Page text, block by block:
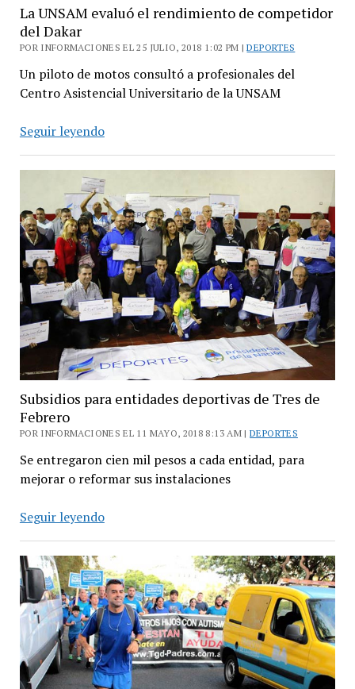
la
académica
deportistas
La UNSAM evaluó el rendimiento de competidor
del Dakar
POR INFORMACIONES EL 25 JULIO, 2018 1:02 PM |DEPORTES
Un piloto de motos consultó a profesionales del
Centro Asistencial Universitario de la UNSAM
Seguir leyendoLa
evaluó
el
rendimiento
de
competidor
del
Dakar
Subsidios para entidades deportivas de Tres de
Febrero
POR INFORMACIONES EL 11 MAYO, 2018 8:13 AM |DEPORTES
Se entregaron cien mil pesos a cada entidad, para
mejorar o reformar sus instalaciones
Seguir leyendoSubsidios
entidades
deportivas
de
Tres
de
Febrero